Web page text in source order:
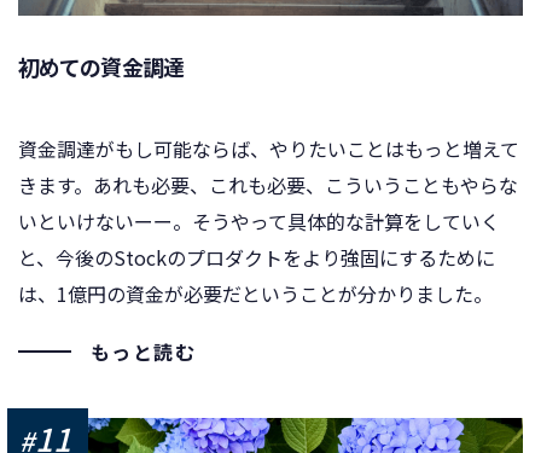
初めての資金調達
資金調達がもし可能ならば、やりたいことはもっと増えて
きます。あれも必要、これも必要、こういうこともやらな
いといけないーー。そうやって具体的な計算をしていく
と、今後のStockのプロダクトをより強固にするために
は、1億円の資金が必要だということが分かりました。
もっと読む
#11